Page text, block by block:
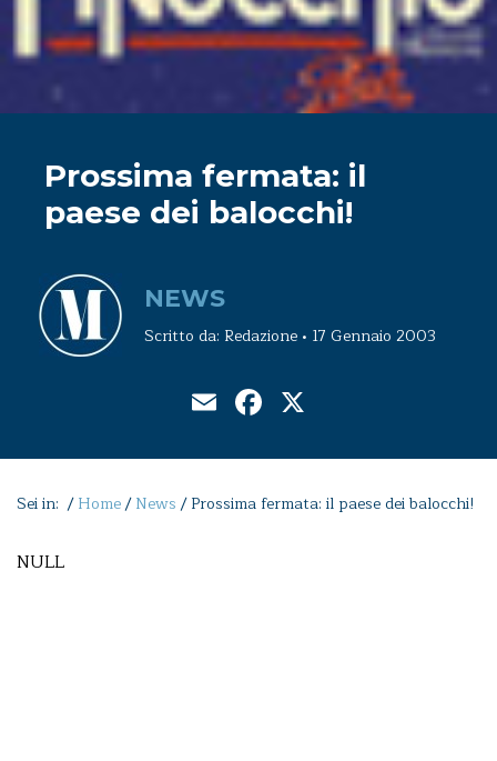
Prossima fermata: il
paese dei balocchi!
NEWS
Scritto da: Redazione • 17 Gennaio 2003
EmailFacebook
Sei in: /Home/News /Prossima fermata: il paese dei balocchi!
NULL